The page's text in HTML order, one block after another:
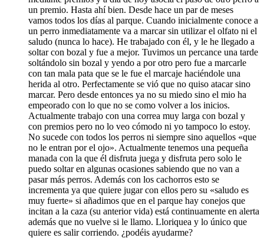
un premio. Hasta ahí bien. Desde hace un par de meses
vamos todos los días al parque. Cuando inicialmente conoce a
un perro inmediatamente va a marcar sin utilizar el olfato ni el
saludo (nunca lo hace). He trabajado con él, y le he llegado a
soltar con bozal y fue a mejor. Tuvimos un percance una tarde
soltándolo sin bozal y yendo a por otro pero fue a marcarle
con tan mala pata que se le fue el marcaje haciéndole una
herida al otro. Perfectamente se vió que no quiso atacar sino
marcar. Pero desde entonces ya no su miedo sino el mio ha
empeorado con lo que no se como volver a los inicios.
Actualmente trabajo con una correa muy larga con bozal y
con premios pero no lo veo cómodo ni yo tampoco lo estoy.
No sucede con todos los perros ni siempre sino aquellos «que
no le entran por el ojo». Actualmente tenemos una pequeña
manada con la que él disfruta juega y disfruta pero solo le
puedo soltar en algunas ocasiones sabiendo que no van a
pasar más perros. Además con los cachorros esto se
incrementa ya que quiere jugar con ellos pero su «saludo es
muy fuerte» si añadimos que en el parque hay conejos que
incitan a la caza (su anterior vida) está continuamente en alerta
además que no vuelve si le llamo. Lloriquea y lo único que
quiere es salir corriendo. ¿podéis ayudarme?